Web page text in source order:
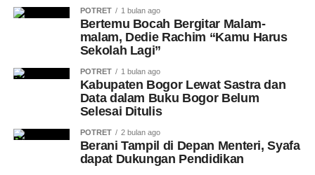
POTRET 1 bulan ago
Bertemu Bocah Bergitar Malam-
malam, Dedie Rachim “Kamu Harus
Sekolah Lagi”
POTRET 1 bulan ago
Kabupaten Bogor Lewat Sastra dan
Data dalam Buku Bogor Belum
Selesai Ditulis
POTRET 2 bulan ago
Berani Tampil di Depan Menteri, Syafa
dapat Dukungan Pendidikan